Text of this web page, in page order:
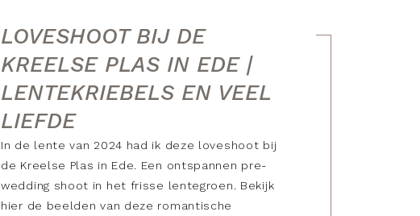
In de lente van 2024 had ik deze loveshoot bij
de Kreelse Plas in Ede. Een ontspannen pre-
wedding shoot in het frisse lentegroen. Bekijk
hier de beelden van deze romantische
LOVESHOOT BIJ DE
KREELSE PLAS IN EDE |
LENTEKRIEBELS EN VEEL
LIEFDE